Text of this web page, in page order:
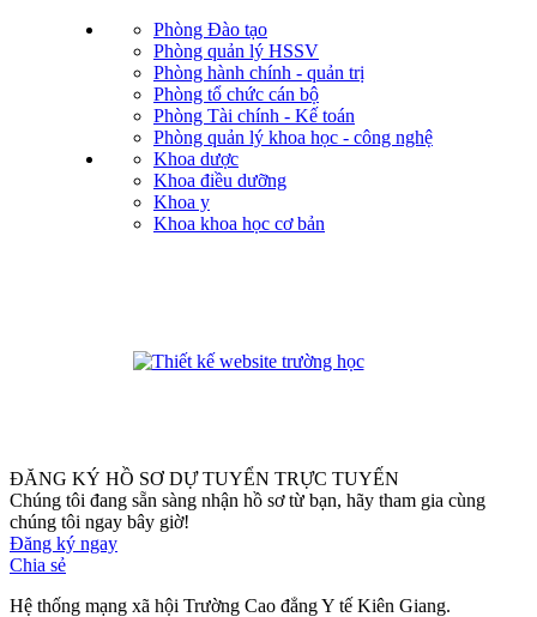
Phòng Đào tạo
Phòng quản lý HSSV
Phòng hành chính - quản trị
Phòng tổ chức cán bộ
Phòng Tài chính - Kế toán
Phòng quản lý khoa học - công nghệ
Khoa dược
Khoa điều dưỡng
Khoa y
Khoa khoa học cơ bản
ĐĂNG KÝ HỒ SƠ DỰ TUYỂN TRỰC TUYẾN
Chúng tôi đang sẵn sàng nhận hồ sơ từ bạn, hãy tham gia cùng
chúng tôi ngay bây giờ!
Đăng ký ngay
Chia sẻ
Hệ thống mạng xã hội Trường Cao đẳng Y tế Kiên Giang.